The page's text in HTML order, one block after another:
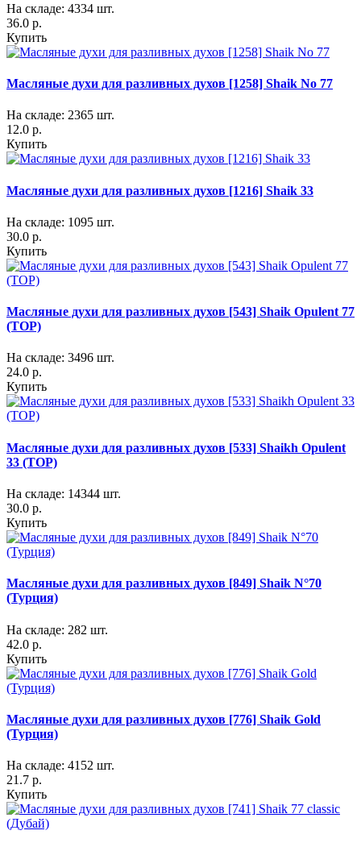
На складе: 4334 шт.
36.0 р.
Купить
Масляные духи для разливных духов [1258] Shaik No 77
На складе: 2365 шт.
12.0 р.
Купить
Масляные духи для разливных духов [1216] Shaik 33
На складе: 1095 шт.
30.0 р.
Купить
Масляные духи для разливных духов [543] Shaik Opulent 77
(TOP)
На складе: 3496 шт.
24.0 р.
Купить
Масляные духи для разливных духов [533] Shaikh Opulent
33 (TOP)
На складе: 14344 шт.
30.0 р.
Купить
Масляные духи для разливных духов [849] Shaik N°70
(Турция)
На складе: 282 шт.
42.0 р.
Купить
Масляные духи для разливных духов [776] Shaik Gold
(Турция)
На складе: 4152 шт.
21.7 р.
Купить